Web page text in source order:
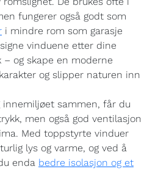
fungerer også godt som
i mindre rom som garasje
vinduene etter dine
og skape en moderne
og slipper naturen inn
sammen, får du
men også god ventilasjon
Med toppstyrte vinduer
lys og varme, og ved å
enda bedre isolasjon og et